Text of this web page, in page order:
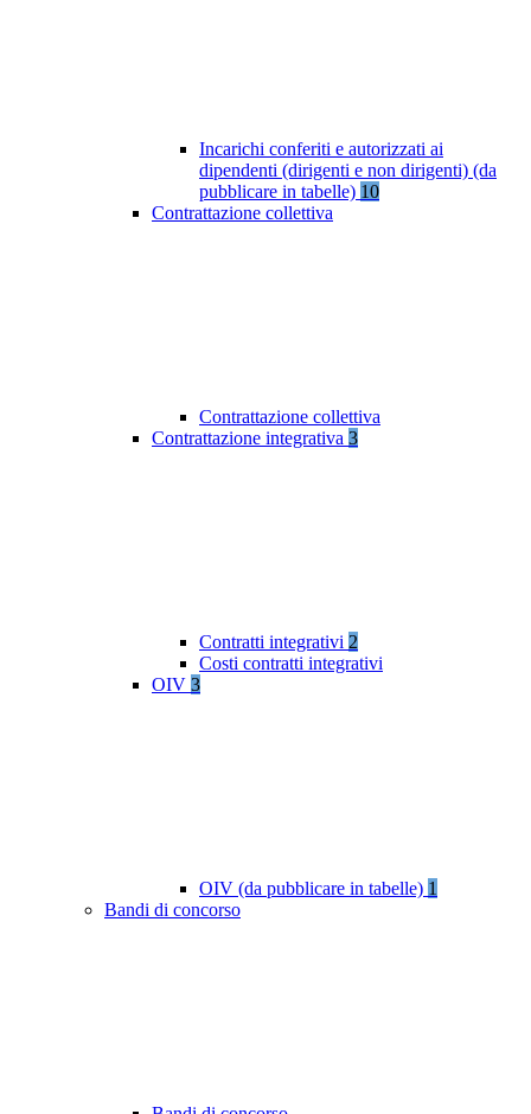
Incarichi conferiti e autorizzati ai
dipendenti (dirigenti e non dirigenti) (da
pubblicare in tabelle) 10
Contrattazione collettiva
Contrattazione collettiva
Contrattazione integrativa 3
Contratti integrativi 2
Costi contratti integrativi
OIV 3
OIV (da pubblicare in tabelle) 1
Bandi di concorso